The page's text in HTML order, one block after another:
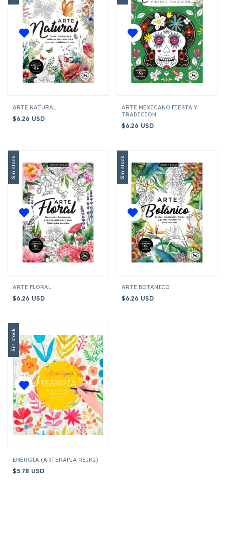
ARTE NATURAL
$6.26 USD
ARTE MEXICANO FIESTA Y
TRADICION
$6.26 USD
Sin stock
ARTE FLORAL
$6.26 USD
Sin stock
ARTE BOTANICO
$6.26 USD
Sin stock
ENERGIA (ARTERAPIA REIKI)
$5.78 USD